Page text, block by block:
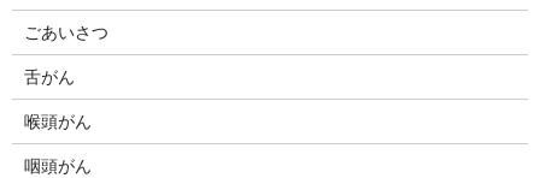
ごあいさつ
舌がん
喉頭がん
咽頭がん